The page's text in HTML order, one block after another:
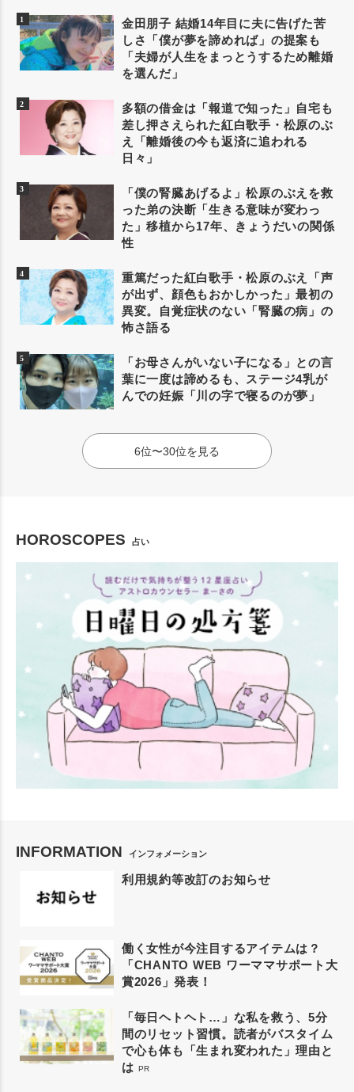
金田朋子 結婚14年目に夫に告げた苦
しさ「僕が夢を諦めれば」の提案も
「夫婦が人生をまっとうするため離婚
を選んだ」
多額の借金は「報道で知った」自宅も
差し押さえられた紅白歌手・松原のぶ
え「離婚後の今も返済に追われる
日々」
「僕の腎臓あげるよ」松原のぶえを救
った弟の決断「生きる意味が変わっ
た」移植から17年、きょうだいの関係
性
重篤だった紅白歌手・松原のぶえ「声
が出ず、顔色もおかしかった」最初の
異変。自覚症状のない「腎臓の病」の
怖さ語る
「お母さんがいない子になる」との言
葉に一度は諦めるも、ステージ4乳が
んでの妊娠「川の字で寝るのが夢」
6位〜30位を見る
HOROSCOPES 占い
INFORMATION インフォメーション
利用規約等改訂のお知らせ
働く女性が今注目するアイテムは？
「CHANTO WEB ワーママサポート大
賞2026」発表！
「毎日ヘトヘト…」な私を救う、5分
間のリセット習慣。読者がバスタイム
で心も体も「生まれ変われた」理由と
は PR